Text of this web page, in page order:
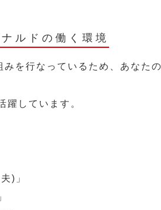
ルドの働く環境
を行なっているため、あなた
躍しています。
)」